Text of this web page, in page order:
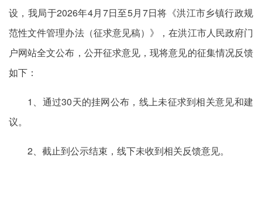
设，我局于2026年4月7日至5月7日将《洪江市乡镇行政规
范性文件管理办法（征求意见稿）》，在洪江市人民政府门
户网站全文公布，公开征求意见，现将意见的征集情况反馈
如下：
1、通过30天的挂网公布，线上未征求到相关意见和建
议。
2、截止到公示结束，线下未收到相关反馈意见。